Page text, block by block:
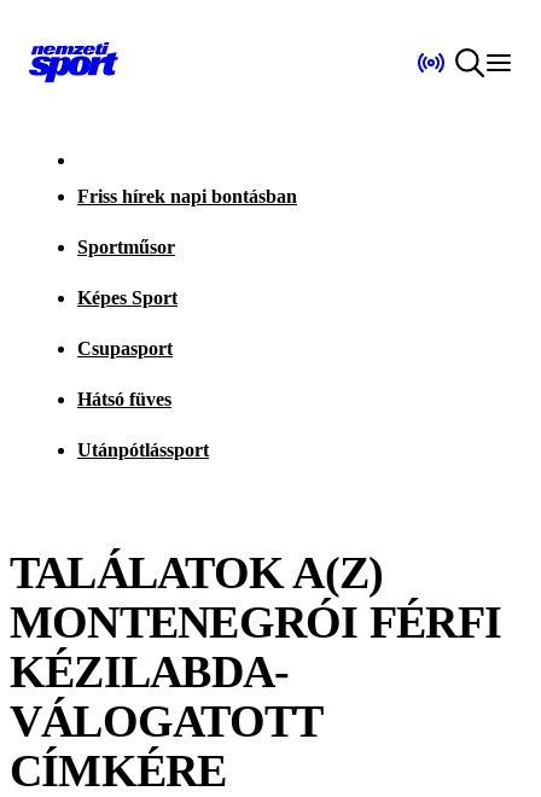
Friss hírek napi bontásban
Sportműsor
Képes Sport
Csupasport
Hátsó füves
Utánpótlássport
TALÁLATOK A(Z)
MONTENEGRÓI FÉRFI
KÉZILABDA-
VÁLOGATOTT
CÍMKÉRE